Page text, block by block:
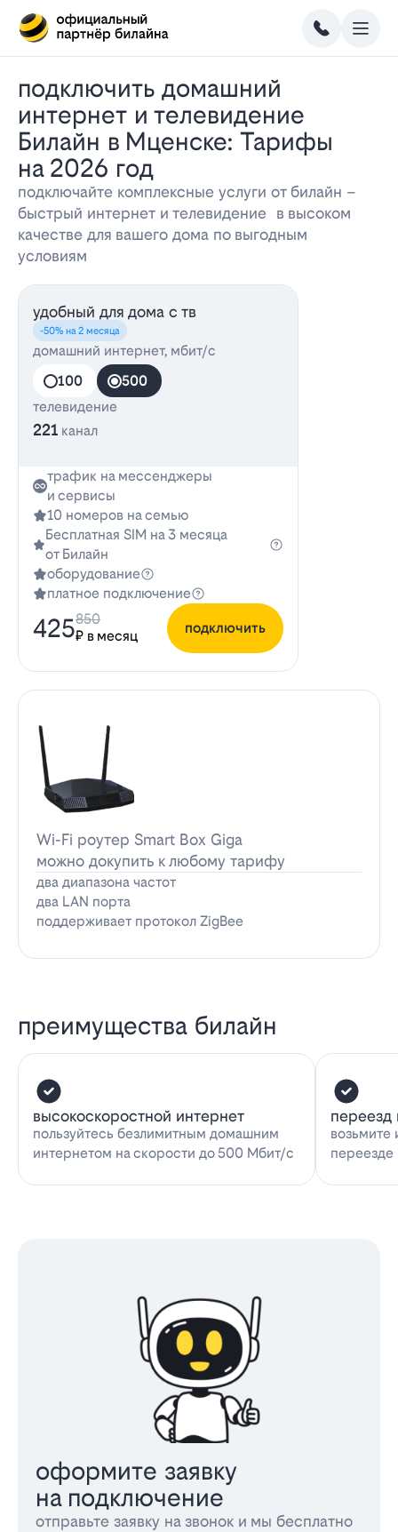
Подключить домашний
интернет и телевидение
Билайн в Мценске: Тарифы
на 2026 год
подключайте комплексные услуги от билайн –
быстрый интернет и телевидение в высоком
качестве для вашего дома по выгодным
условиям
удобный для дома с тв
-50% на 2 месяца
домашний интернет, мбит/с
100
500
телевидение
221 канал
трафик на мессенджеры
и сервисы
10 номеров на семью
Бесплатная SIM на 3 месяца
от Билайн
оборудование
платное подключение
425₽ в месяц
850
подключить
Wi-Fi роутер Smart Box Giga
можно докупить к любому тарифу
два диапазона частот
два LAN порта
поддерживает протокол ZigBee
преимущества билайн
высокоскоростной интернет
пользуйтесь безлимитным домашним
интернетом на скорости до 500 Мбит/с
переезд
возьмите
переезде
оформите заявку
на подключение
отправьте заявку на звонок и мы бесплатно